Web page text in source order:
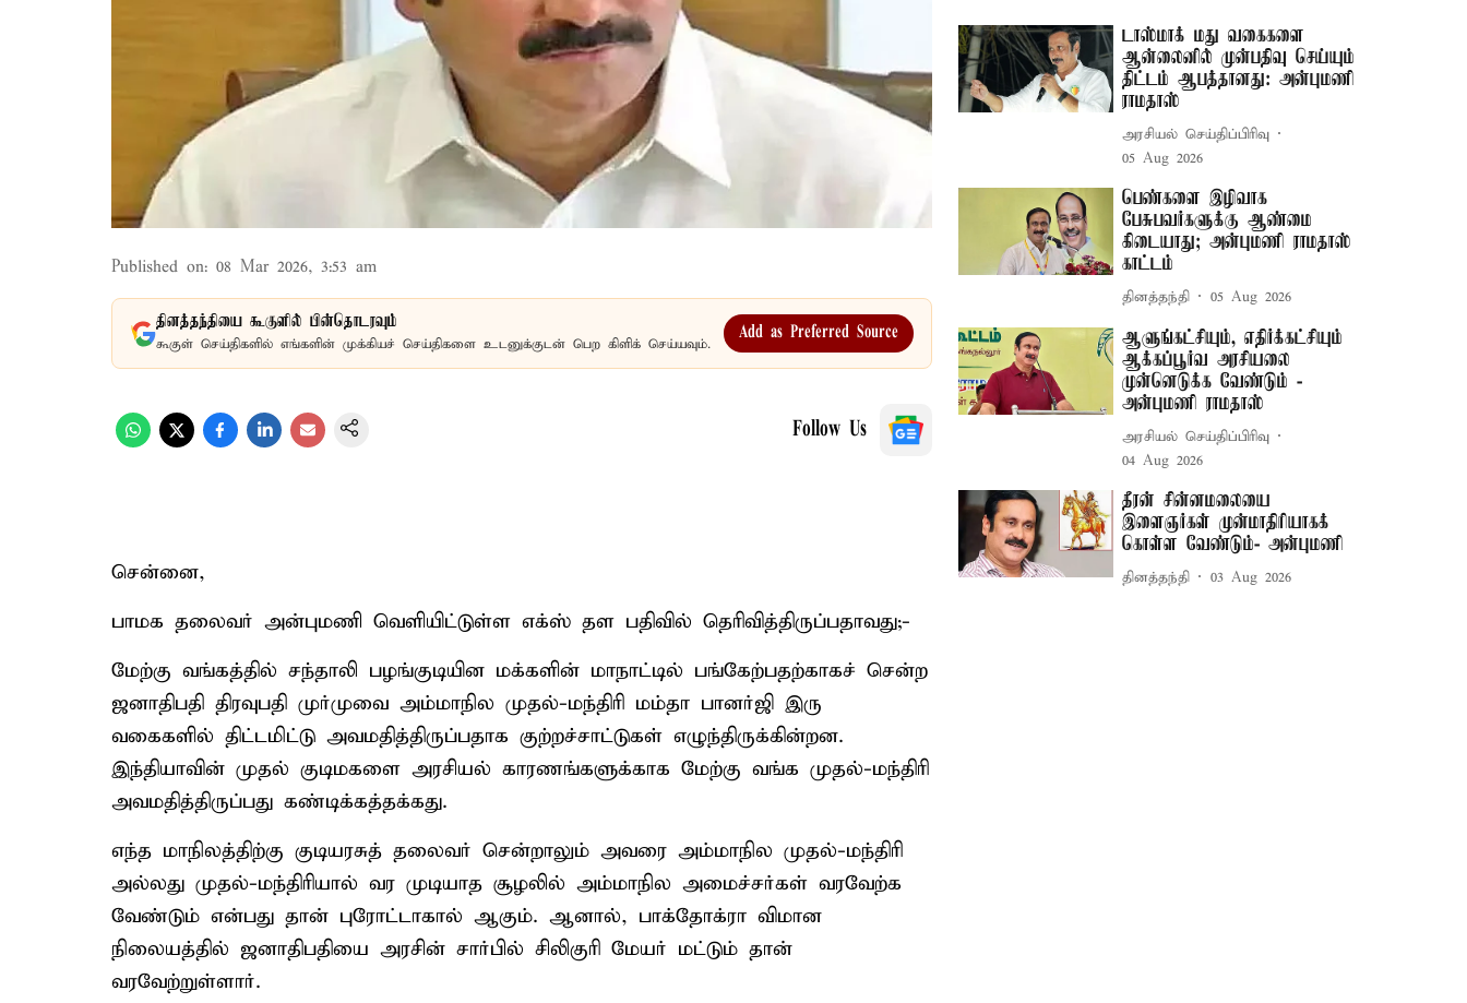
Published on: 08 Mar 2026, 3:53 am
தினத்தந்தியை கூகுளில் பின்தொடரவும்
கூகுள் செய்திகளில் எங்களின் முக்கியச் செய்திகளை உடனுக்குடன் பெற கிளிக் செய்யவும்.
Add as Preferred Source
Follow Us
சென்னை,
பாமக தலைவர் அன்புமணி வெளியிட்டுள்ள எக்ஸ் தள பதிவில் தெரிவித்திருப்பதாவது;-
மேற்கு வங்கத்தில் சந்தாலி பழங்குடியின மக்களின் மாநாட்டில் பங்கேற்பதற்காகச் சென்ற
ஜனாதிபதி திரவுபதி முர்முவை அம்மாநில முதல்-மந்திரி மம்தா பானர்ஜி இரு
வகைகளில் திட்டமிட்டு அவமதித்திருப்பதாக குற்றச்சாட்டுகள் எழுந்திருக்கின்றன.
இந்தியாவின் முதல் குடிமகளை அரசியல் காரணங்களுக்காக மேற்கு வங்க முதல்-மந்திரி
அவமதித்திருப்பது கண்டிக்கத்தக்கது.
எந்த மாநிலத்திற்கு குடியரசுத் தலைவர் சென்றாலும் அவரை அம்மாநில முதல்-மந்திரி
அல்லது முதல்-மந்திரியால் வர முடியாத சூழலில் அம்மாநில அமைச்சர்கள் வரவேற்க
வேண்டும் என்பது தான் புரோட்டாகால் ஆகும். ஆனால், பாக்தோக்ரா விமான
நிலையத்தில் ஜனாதிபதியை அரசின் சார்பில் சிலிகுரி மேயர் மட்டும் தான்
வரவேற்றுள்ளார்.
டாஸ்மாக் மது வகைகளை
ஆன்லைனில் முன்பதிவு செய்யும்
திட்டம் ஆபத்தானது: அன்புமணி
ராமதாஸ்
அரசியல் செய்திப்பிரிவு
05 Aug 2026
பெண்களை இழிவாக
பேசுபவர்களுக்கு ஆண்மை
கிடையாது; அன்புமணி ராமதாஸ்
காட்டம்
தினத்தந்தி 05 Aug 2026
ஆளுங்கட்சியும், எதிர்க்கட்சியும்
ஆக்கப்பூர்வ அரசியலை
முன்னெடுக்க வேண்டும் -
அன்புமணி ராமதாஸ்
அரசியல் செய்திப்பிரிவு
04 Aug 2026
தீரன் சின்னமலையை
இளைஞர்கள் முன்மாதிரியாகக்
கொள்ள வேண்டும்- அன்புமணி
தினத்தந்தி 03 Aug 2026